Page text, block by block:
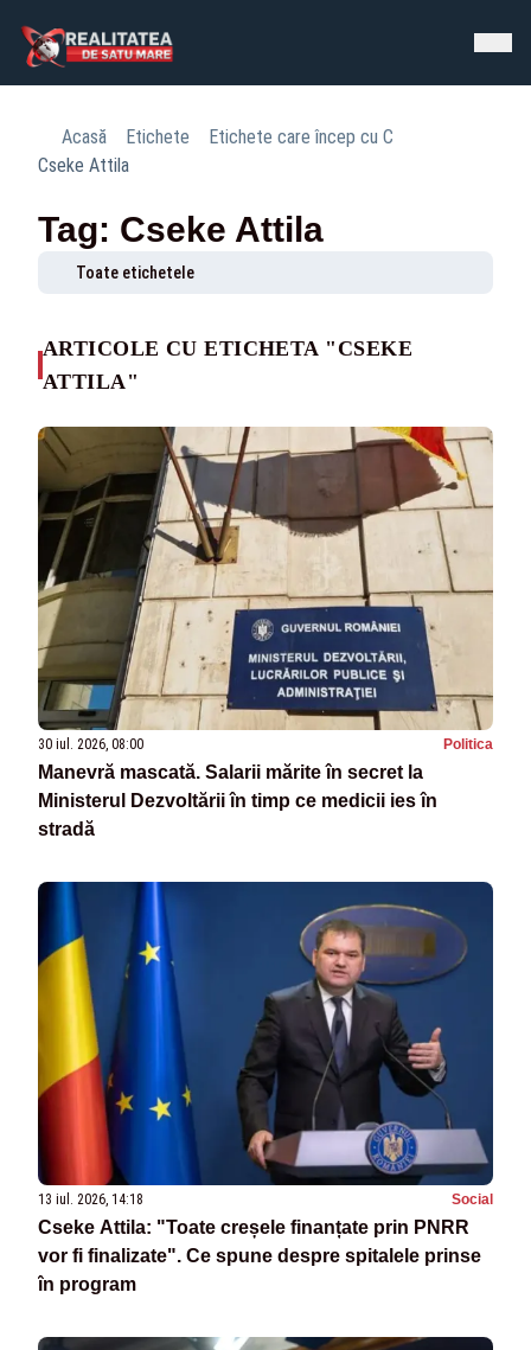
Acasă Etichete
Etichete care încep cu C
Cseke Attila
Tag: Cseke Attila
Toate etichetele
ARTICOLE CU ETICHETA "CSEKE
ATTILA"
30 iul. 2026, 08:00 Politica
Manevră mascată. Salarii mărite în secret la
Ministerul Dezvoltării în timp ce medicii ies în
stradă
13 iul. 2026, 14:18 Social
Cseke Attila: "Toate creșele finanțate prin PNRR
vor fi finalizate". Ce spune despre spitalele prinse
în program